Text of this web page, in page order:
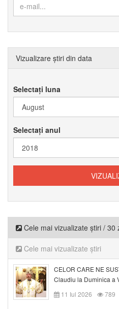
Vizualizare știri din data
Selectați luna
Selectați anul
Cele mai vizualizate știri / 30
Cele mai vizualizate știri
CELOR CARE NE
Claudiu la Duminica a
11 Iul 2026
789